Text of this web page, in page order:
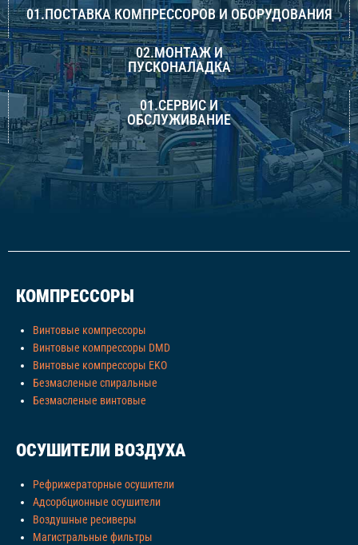
01.ПОСТАВКА КОМПРЕССОРОВ И ОБОРУДОВАНИЯ
02.МОНТАЖ И
ПУСКОНАЛАДКА
01.СЕРВИС И
ОБСЛУЖИВАНИЕ
КОМПРЕССОРЫ
Винтовые компрессоры
Винтовые компрессоры DMD
Винтовые компрессоры EKO
Безмасленые спиральные
Безмасленые винтовые
ОСУШИТЕЛИ ВОЗДУХА
Рефрижераторные осушители
Адсорбционные осушители
Воздушные ресиверы
Магистральные фильтры